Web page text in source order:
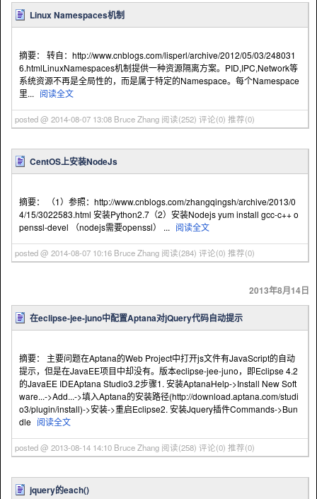
Linux Namespaces机制
摘要： 转自：http://www.cnblogs.com/lisperl/archive/2012/05/03/248031
6.htmlLinuxNamespaces机制提供一种资源隔离方案。PID,IPC,Network等
系统资源不再是全局性的，而是属于特定的Namespace。每个Namespace
里... 阅读全文
posted @ 2014-08-07 13:08 Bruce Zhang 阅读(252) 评论(0) 推荐(0)
CentOS上安装NodeJs
摘要： （1）参照：http://www.cnblogs.com/zhangqingsh/archive/2013/0
4/15/3022583.html 安装Python2.7（2）安装Nodejs yum install gcc-c++ o
penssl-devel （nodejs需要openssl） ... 阅读全文
posted @ 2014-08-07 10:16 Bruce Zhang 阅读(284) 评论(0) 推荐(0)
2013年8月14日
在eclipse-jee-juno中配置Aptana对jQuery代码自动提示
摘要： 主要问题在Aptana的Web Project中打开js文件有JavaScript的自动
提示，但是在JavaEE项目中却没有。版本eclipse-jee-juno，即Eclipse 4.2
的JavaEE IDEAptana Studio3.2步骤1. 安装AptanaHelp->Install New Soft
ware...->Add...->填入Aptana的安装路径(http://download.aptana.com/studi
o3/plugin/install)->安装->重启Eclipse2. 安装Jquery插件Commands->Bun
dle 阅读全文
posted @ 2013-08-14 14:10 Bruce Zhang 阅读(258) 评论(0) 推荐(0)
jquery的each()